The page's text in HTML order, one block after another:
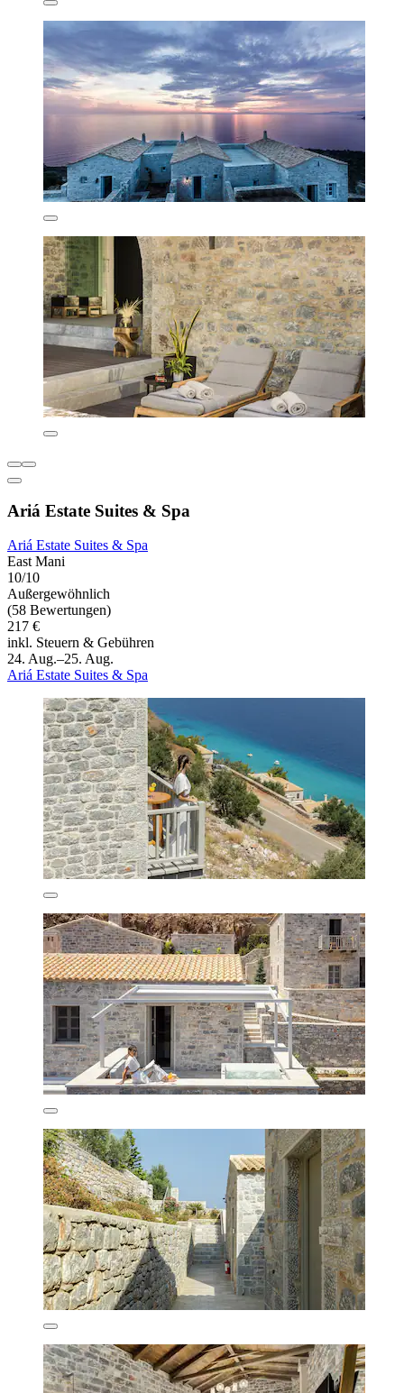
Ariá Estate Suites & Spa
Ariá Estate Suites & Spa
East Mani
10/10
Außergewöhnlich
(58 Bewertungen)
217 €
inkl. Steuern & Gebühren
24. Aug.–25. Aug.
Ariá Estate Suites & Spa